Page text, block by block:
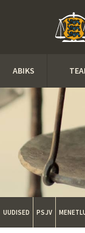
ABIKS
UUDISED PSJV